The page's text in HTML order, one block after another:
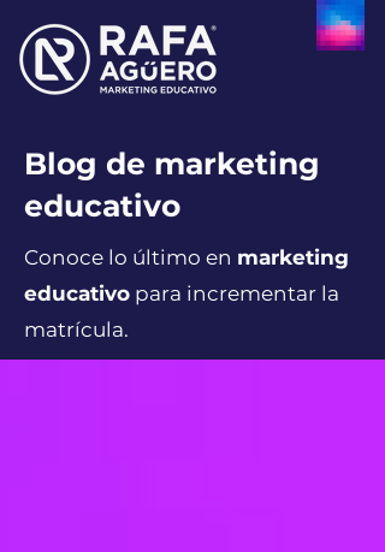
Blog de marketing
educativo
Conoce lo último en marketing
educativo para incrementar la
matrícula.